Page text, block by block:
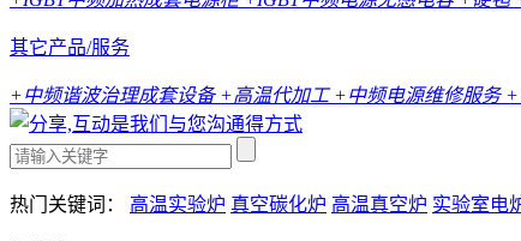
其它产品/服务
+中频谐波治理成套设备 +高温代加工+中频电源维修服务
热门关键词： 高温实验炉 真空碳化炉 高温真空炉 实验室电